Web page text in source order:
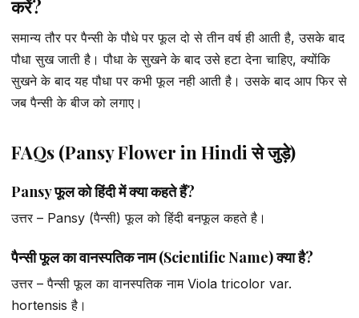
करें?
समान्य तौर पर पैन्सी के पौधे पर फूल दो से तीन वर्ष ही आती है, उसके बाद
पौधा सुख जाती है। पौधा के सुखने के बाद उसे हटा देना चाहिए, क्योंकि
सुखने के बाद यह पौधा पर कभी फूल नही आती है। उसके बाद आप फिर से
जब पैन्सी के बीज को लगाए।
FAQs (Pansy Flower in Hindi से जुड़े)
Pansy फूल को हिंदी में क्या कहते हैं?
उत्तर – Pansy (पैन्सी) फूल को हिंदी बनफूल कहते है।
पैन्सी फूल का वानस्पतिक नाम (Scientific Name) क्या है?
उत्तर – पैन्सी फूल का वानस्पतिक नाम Viola tricolor var.
hortensis है।